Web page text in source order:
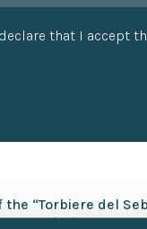
that I accept
“Torbiere del
(BS)